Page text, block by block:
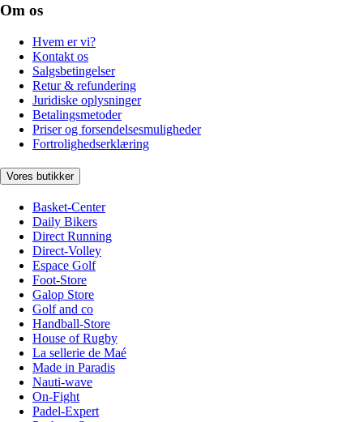
Om os
Hvem er vi?
Kontakt os
Salgsbetingelser
Retur & refundering
Juridiske oplysninger
Betalingsmetoder
Priser og forsendelsesmuligheder
Fortrolighedserklæring
Vores butikker
Basket-Center
Daily Bikers
Direct Running
Direct-Volley
Espace Golf
Foot-Store
Galop Store
Golf and co
Handball-Store
House of Rugby
La sellerie de Maé
Made in Paradis
Nauti-wave
On-Fight
Padel-Expert